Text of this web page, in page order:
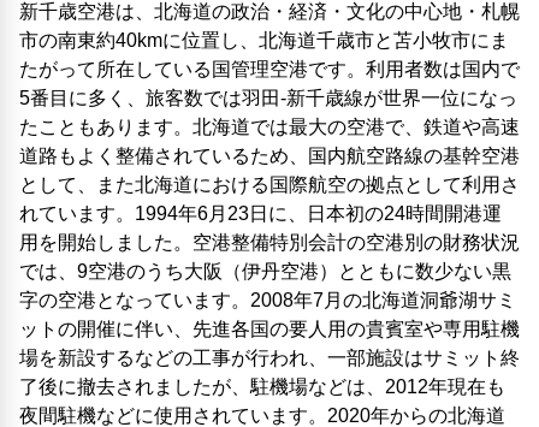
新千歳空港は、北海道の政治・経済・文化の中心地・札幌
市の南東約40kmに位置し、北海道千歳市と苫小牧市にま
たがって所在している国管理空港です。利用者数は国内で
5番目に多く、旅客数では羽田-新千歳線が世界一位になっ
たこともあります。北海道では最大の空港で、鉄道や高速
道路もよく整備されているため、国内航空路線の基幹空港
として、また北海道における国際航空の拠点として利用さ
れています。1994年6月23日に、日本初の24時間開港運
用を開始しました。空港整備特別会計の空港別の財務状況
では、9空港のうち大阪（伊丹空港）とともに数少ない黒
字の空港となっています。2008年7月の北海道洞爺湖サミ
ットの開催に伴い、先進各国の要人用の貴賓室や専用駐機
場を新設するなどの工事が行われ、一部施設はサミット終
了後に撤去されましたが、駐機場などは、2012年現在も
夜間駐機などに使用されています。2020年からの北海道